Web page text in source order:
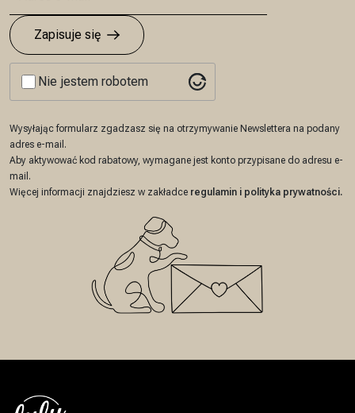
Zapisuje się
Nie jestem robotem
Wysyłając formularz zgadzasz się na otrzymywanie Newslettera na podany
adres e-mail.
Aby aktywować kod rabatowy, wymagane jest konto przypisane do adresu e-
mail.
Więcej informacji znajdziesz w zakładce regulamin i polityka prywatności.